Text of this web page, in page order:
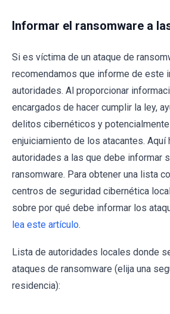
Informar el ransomware a
Si es víctima de un ataque de
recomendamos que informe de este
autoridades. Al proporcionar
encargados de hacer cumplir la ley,
delitos cibernéticos y potencialmente
enjuiciamiento de los atacantes. Aquí
autoridades a las que debe informar
ransomware. Para obtener una lista
centros de seguridad cibernética
sobre por qué debe informar los
lea este artículo.
Lista de autoridades locales donde
ataques de ransomware (elija una
residencia):